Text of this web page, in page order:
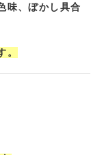
味、ぼかし具合
。